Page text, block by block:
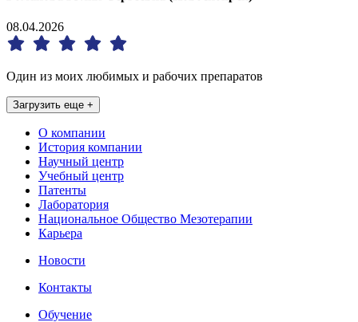
08.04.2026
Один из моих любимых и рабочих препаратов
Загрузить еще +
О компании
История компании
Научный центр
Учебный центр
Патенты
Лаборатория
Национальное Общество Мезотерапии
Карьера
Новости
Контакты
Обучение